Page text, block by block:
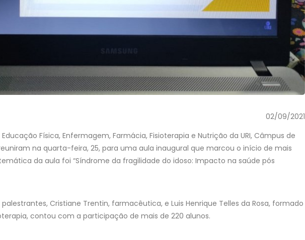
02/09/2021
Física, Enfermagem, Farmácia, Fisioterapia e Nutrição da URI, Câmpus de
na quarta-feira, 25, para uma aula inaugural que marcou o início de mais
da aula foi “Síndrome da fragilidade do idoso: Impacto na saúde pós
Cristiane Trentin, farmacêutica, e Luis Henrique Telles da Rosa, formado
contou com a participação de mais de 220 alunos.